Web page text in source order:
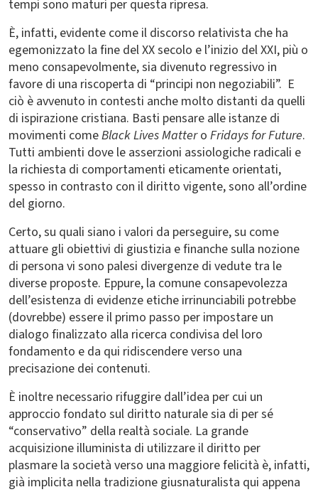
tempi sono maturi per questa ripresa.
È, infatti, evidente come il discorso relativista che ha
egemonizzato la fine del XX secolo e l’inizio del XXI, più o
meno consapevolmente, sia divenuto regressivo in
favore di una riscoperta di “principi non negoziabili”. E
ciò è avvenuto in contesti anche molto distanti da quelli
di ispirazione cristiana. Basti pensare alle istanze di
movimenti comeBlack Lives Mattero Fridays for Future.
Tutti ambienti dove le asserzioni assiologiche radicali e
la richiesta di comportamenti eticamente orientati,
spesso in contrasto con il diritto vigente, sono all’ordine
del giorno.
Certo, su quali siano i valori da perseguire, su come
attuare gli obiettivi di giustizia e finanche sulla nozione
di persona vi sono palesi divergenze di vedute tra le
diverse proposte. Eppure, la comune consapevolezza
dell’esistenza di evidenze etiche irrinunciabili potrebbe
(dovrebbe) essere il primo passo per impostare un
dialogo finalizzato alla ricerca condivisa del loro
fondamento e da qui ridiscendere verso una
precisazione dei contenuti.
È inoltre necessario rifuggire dall’idea per cui un
approccio fondato sul diritto naturale sia di per sé
“conservativo” della realtà sociale. La grande
acquisizione illuminista di utilizzare il diritto per
plasmare la società verso una maggiore felicità è, infatti,
già implicita nella tradizione giusnaturalista qui appena